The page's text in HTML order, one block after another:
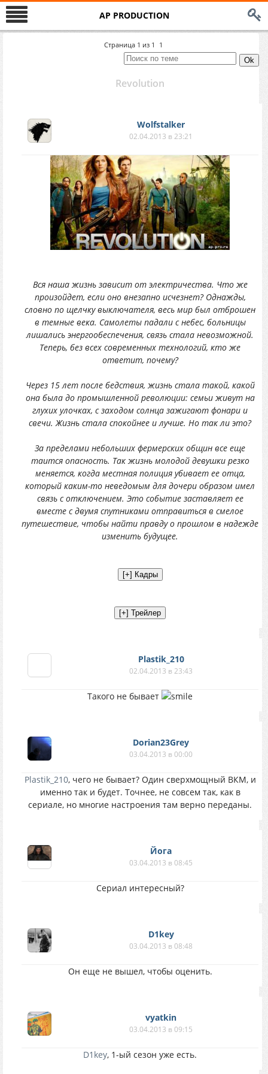
AP PRODUCTION
Страница 1 из 1 1
Revolution
Wolfstalker
02.04.2013 в 23:21
Вся наша жизнь зависит от электричества. Что же
произойдет, если оно внезапно исчезнет? Однажды,
словно по щелчку выключателя, весь мир был отброшен
в темные века. Самолеты падали с небес, больницы
лишались энергообеспечения, связь стала невозможной.
Теперь, без всех современных технологий, кто же
ответит, почему?
Через 15 лет после бедствия, жизнь стала такой, какой
она была до промышленной революции: семьи живут на
глухих улочках, с заходом солнца зажигают фонари и
свечи. Жизнь стала спокойнее и лучше. Но так ли это?
За пределами небольших фермерских общин все еще
таится опасность. Так жизнь молодой девушки резко
меняется, когда местная полиция убивает ее отца,
который каким-то неведомым для дочери образом имел
связь с отключением. Это событие заставляет ее
вместе с двумя спутниками отправиться в смелое
путешествие, чтобы найти правду о прошлом в надежде
изменить будущее.
Plastik_210
02.04.2013 в 23:43
Такого не бывает
Dorian23Grey
03.04.2013 в 00:00
Plastik_210, чего не бывает? Один сверхмощный ВКМ, и
именно так и будет. Точнее, не совсем так, как в
сериале, но многие настроения там верно переданы.
Йогa
03.04.2013 в 08:45
Сериал интересный?
D1key
03.04.2013 в 08:48
Он еще не вышел, чтобы оценить.
vyatkin
03.04.2013 в 09:15
D1key, 1-ый сезон уже есть.